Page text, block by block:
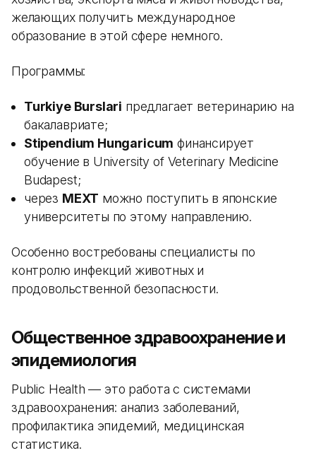
желающих получить международное
образование в этой сфере немного.
Программы:
Turkiye Burslari предлагает ветеринарию на
бакалавриате;
Stipendium Hungaricum финансирует
обучение в University of Veterinary Medicine
Budapest;
через MEXT можно поступить в японские
университеты по этому направлению.
Особенно востребованы специалисты по
контролю инфекций животных и
продовольственной безопасности.
Общественное здравоохранение и
эпидемиология
Public Health — это работа с системами
здравоохранения: анализ заболеваний,
профилактика эпидемий, медицинская
статистика.